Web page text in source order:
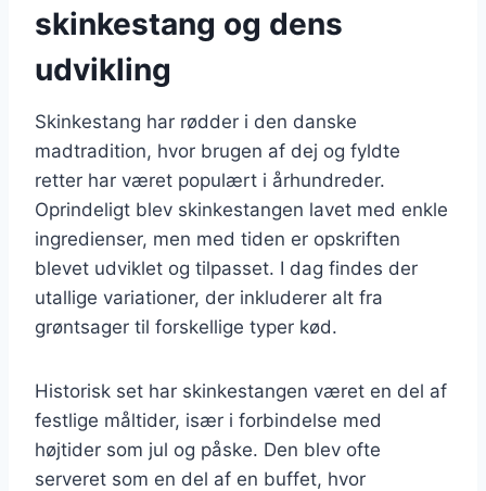
skinkestang og dens
udvikling
Skinkestang har rødder i den danske
madtradition, hvor brugen af dej og fyldte
retter har været populært i århundreder.
Oprindeligt blev skinkestangen lavet med enkle
ingredienser, men med tiden er opskriften
blevet udviklet og tilpasset. I dag findes der
utallige variationer, der inkluderer alt fra
grøntsager til forskellige typer kød.
Historisk set har skinkestangen været en del af
festlige måltider, især i forbindelse med
højtider som jul og påske. Den blev ofte
serveret som en del af en buffet, hvor